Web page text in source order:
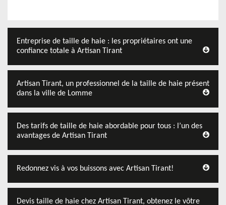
Entreprise de taille de haie : les propriétaires ont une
confiance totale à Artisan Tirant
Artisan Tirant, un professionnel de la taille de haie présent
dans la ville de Lomme
Des tarifs de taille de haie abordable pour tous : l’un des
avantages de Artisan Tirant
Redonnez vis à vos buissons avec Artisan Tirant!
Devis taille de haie chez Artisan Tirant, obtenez le vôtre